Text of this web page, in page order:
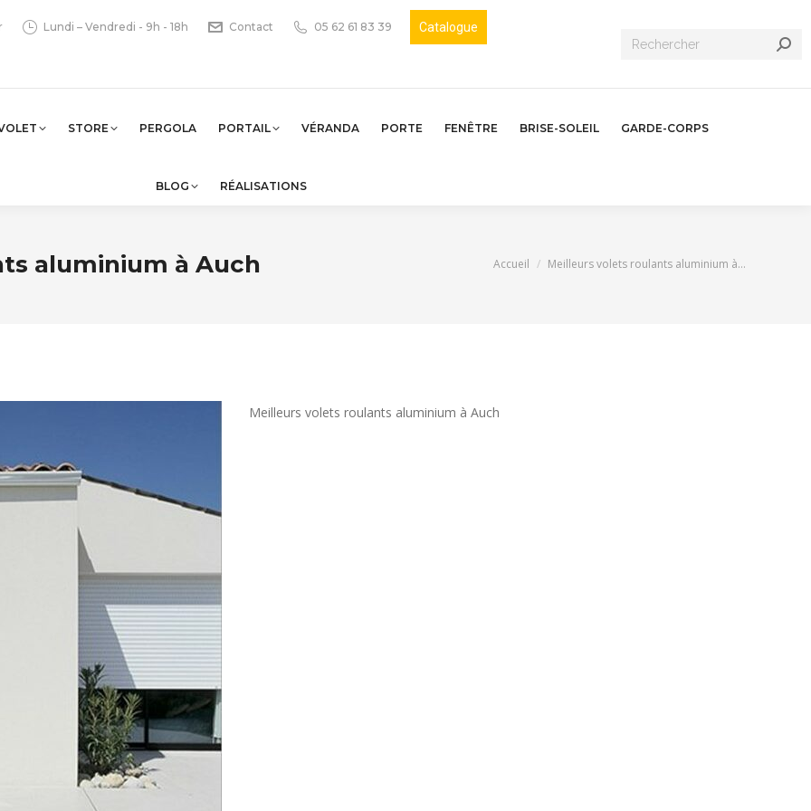
Lundi – Vendredi - 9h - 18h Contact 05 62 61 83 39 Catalogue
Recherche
STORE PERGOLA PORTAIL VÉRANDA PORTE FENÊTRE BRISE-SOLEIL GARDE-CORPS
BLOG RÉALISATIONS
aluminium à Auch Vous êtes ici :
Accueil Meilleurs volets roulants aluminium à…
Meilleurs volets roulants aluminium à Auch